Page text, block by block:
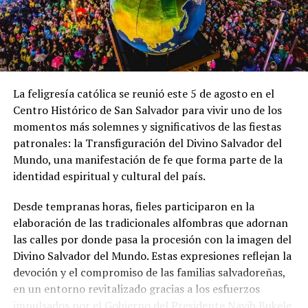
Relacionado
Salud amplía hasta 45 años
la vacunación contra el virus
del papiloma humano
10 abril, 2026
En «Principal»
Vacunación casa por casa
contra la influenza,
poliomielitis, sarampión y
neumococo es intensificada
en El Salvador
En «Nacionales»
Reportan 15 casos de
La feligresía católica se reunió este 5 de agosto en el
Centro Histórico de San Salvador para vivir uno de los
momentos más solemnes y significativos de las fiestas
patronales: la Transfiguración del Divino Salvador del
Mundo, una manifestación de fe que forma parte de la
identidad espiritual y cultural del país.
Desde tempranas horas, fieles participaron en la
elaboración de las tradicionales alfombras que adornan
las calles por donde pasa la procesión con la imagen del
Divino Salvador del Mundo. Estas expresiones reflejan la
devoción y el compromiso de las familias salvadoreñas,
en un entorno revitalizado gracias a los esfuerzos
impulsados por el Gobierno del Presidente Nayib Bukele